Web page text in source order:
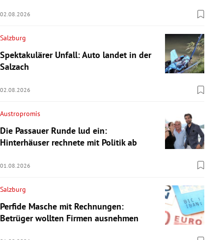
02.08.2026
Salzburg
Spektakulärer Unfall: Auto landet in der
Salzach
02.08.2026
Austropromis
Die Passauer Runde lud ein:
Hinterhäuser rechnete mit Politik ab
01.08.2026
Salzburg
Perfide Masche mit Rechnungen:
Betrüger wollten Firmen ausnehmen